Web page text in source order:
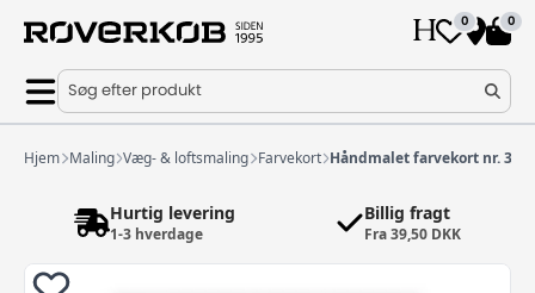
0 0
Søg efter produkt
Hjem Maling Væg- & loftsmaling Farvekort Håndmalet farvekort nr. 331
Hurtig levering
1-3 hverdage
Billig fragt
Fra 39,50 DKK